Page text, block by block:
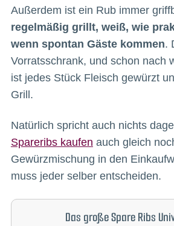
Außerdem ist ein Rub immer
regelmäßig grillt, weiß, wie
wenn spontan Gäste kommen.
Vorratsschrank, und schon nach
ist jedes Stück Fleisch gewürzt
Grill.
Natürlich spricht auch nichts
Spareribs kaufen auch gleich
Gewürzmischung in den
muss jeder selber entscheiden.
Das große Spare Ribs